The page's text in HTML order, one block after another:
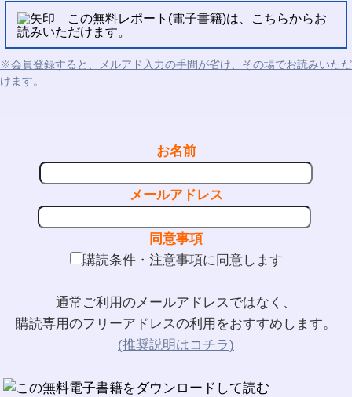
この無料レポート(電子書籍)は、こちらからお
読みいただけます。
※会員登録すると、メルアド入力の手間が省け、その場でお読みいただ
けます。
お名前
メールアドレス
同意事項
購読条件・注意事項に同意します
通常ご利用のメールアドレスではなく、
購読専用のフリーアドレスの利用をおすすめします。
(推奨説明はコチラ)